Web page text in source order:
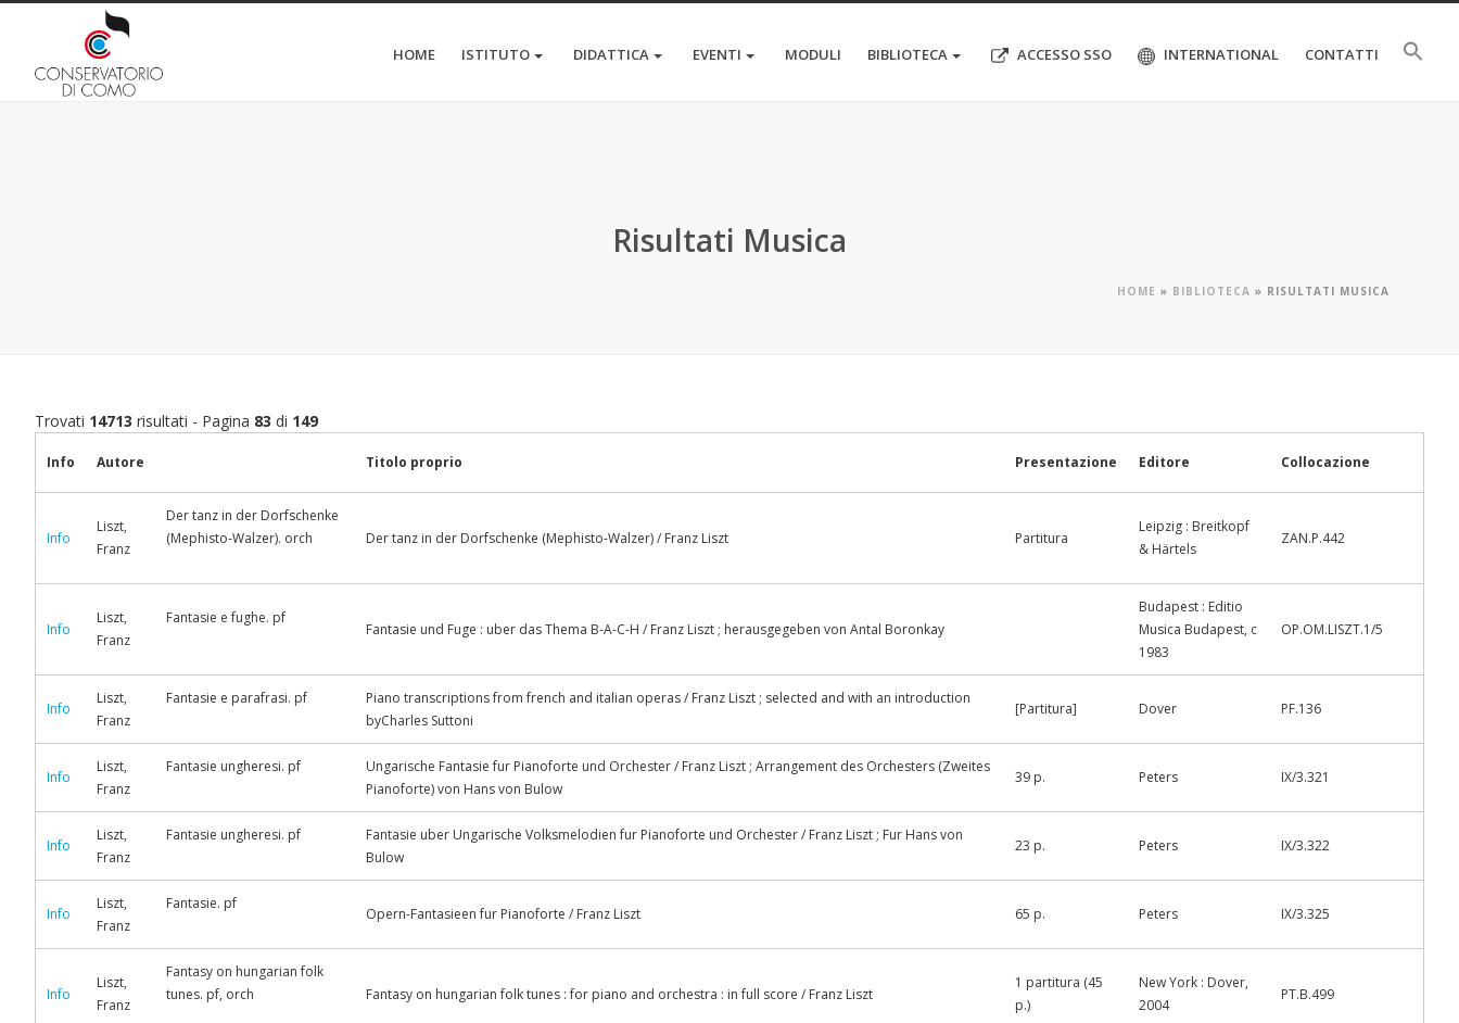
HOME ISTITUTO DIDATTICA EVENTI MODULI BIBLIOTECA ACCESSO SSO INTERNATIONAL CONTATTI
Risultati Musica
HOME » BIBLIOTECA » RISULTATI MUSICA
Trovati 14713 risultati - Pagina 83 di 149
Info Autore Titolo proprio Presentazione Editore Collocazione
Info
Liszt,
Franz
Der tanz in der Dorfschenke
(Mephisto-Walzer). orch
Der tanz in der Dorfschenke (Mephisto-Walzer) / Franz Liszt Partitura
Leipzig : Breitkopf
& Härtels
ZAN.P.442
Info
Liszt,
Franz
Fantasie e fughe. pf
Fantasie und Fuge : uber das Thema B-A-C-H / Franz Liszt ; herausgegeben von Antal Boronkay
Budapest : Editio
Musica Budapest, c
1983
OP.OM.LISZT.1/5
Info
Liszt,
Franz
Fantasie e parafrasi. pf
Piano transcriptions from french and italian operas / Franz Liszt ; selected and with an introduction
byCharles Suttoni
[Partitura] Dover PF.136
Info
Liszt,
Franz
Fantasie ungheresi. pf
Ungarische Fantasie fur Pianoforte und Orchester / Franz Liszt ; Arrangement des Orchesters (Zweites
Pianoforte) von Hans von Bulow
39 p. Peters IX/3.321
Info
Liszt,
Franz
Fantasie ungheresi. pf
Fantasie uber Ungarische Volksmelodien fur Pianoforte und Orchester / Franz Liszt ; Fur Hans von
Bulow
23 p. Peters IX/3.322
Info
Liszt,
Franz
Fantasie. pf
Opern-Fantasieen fur Pianoforte / Franz Liszt 65 p. Peters IX/3.325
Info
Liszt,
Franz
Fantasy on hungarian folk
tunes. pf, orch
Fantasy on hungarian folk tunes : for piano and orchestra : in full score / Franz Liszt
1 partitura (45
p.)
New York : Dover,
2004
PT.B.499